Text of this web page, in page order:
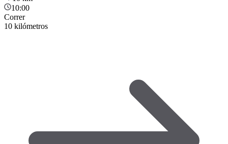
10:00
Correr
10 kilómetros